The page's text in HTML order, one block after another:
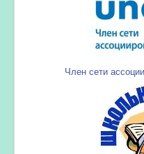
Член сети